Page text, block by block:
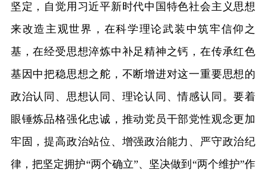
坚定，自觉用习近平新时代中国特色社会主义思想
来改造主观世界，在科学理论武装中筑牢信仰之
基，在经受思想淬炼中补足精神之钙，在传承红色
基因中把稳思想之舵，不断增进对这一重要思想的
政治认同、思想认同、理论认同、情感认同。要着
眼锤炼品格强化忠诚，推动党员干部党性观念更加
牢固，提高政治站位、增强政治能力、严守政治纪
律，把坚定拥护“两个确立”、坚决做到“两个维护”作